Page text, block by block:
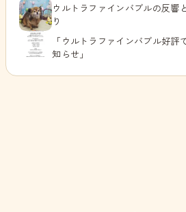
ウルトラファインバブルの反響
り
「ウルトラファインバブル好
知らせ」